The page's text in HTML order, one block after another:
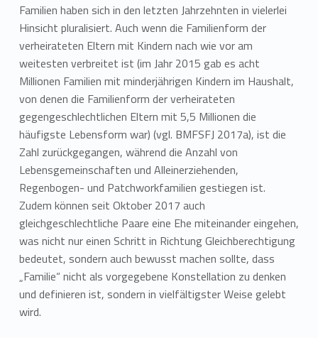
Familien haben sich in den letzten Jahrzehnten in vielerlei
Hinsicht pluralisiert. Auch wenn die Familienform der
verheirateten Eltern mit Kindern nach wie vor am
weitesten verbreitet ist (im Jahr 2015 gab es acht
Millionen Familien mit minderjährigen Kindern im Haushalt,
von denen die Familienform der verheirateten
gegengeschlechtlichen Eltern mit 5,5 Millionen die
häufigste Lebensform war) (vgl. BMFSFJ 2017a), ist die
Zahl zurückgegangen, während die Anzahl von
Lebensgemeinschaften und Alleinerziehenden,
Regenbogen- und Patchworkfamilien gestiegen ist.
Zudem können seit Oktober 2017 auch
gleichgeschlechtliche Paare eine Ehe miteinander eingehen,
was nicht nur einen Schritt in Richtung Gleichberechtigung
bedeutet, sondern auch bewusst machen sollte, dass
„Familie“ nicht als vorgegebene Konstellation zu denken
und definieren ist, sondern in vielfältigster Weise gelebt
wird.